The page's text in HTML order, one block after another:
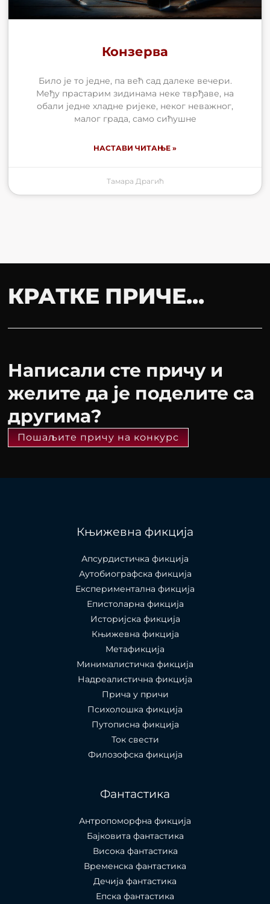
Конзерва
Било је то једне, па већ сад далеке вечери.
Међу прастарим зидинама неке тврђаве, на
обали једне хладне ријеке, неког неважног,
малог града, само сићушне
НАСТАВИ ЧИТАЊЕ »
Тамара Драгић
КРАТКЕ ПРИЧЕ...
Написали сте причу и
желите да је поделите са
другима?
Пошаљите причу на конкурс
Књижевна фикција
Апсурдистичка фикција
Аутобиографска фикција
Експериментална фикција
Епистоларна фикција
Историјска фикција
Књижевна фикција
Метафикција
Минималистичка фикција
Надреалистична фикција
Прича у причи
Психолошкa фикција
Путописна фикција
Ток свести
Филозофска фикција
Фантастика
Антропоморфна фикција
Бајковита фантастика
Висока фантастика
Временска фантастика
Дечија фантастика
Епска фантастика